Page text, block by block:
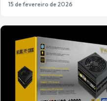
15 de fevereiro de 2026